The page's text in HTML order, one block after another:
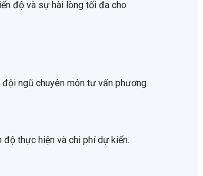
độ và sự hài lòng tối đa cho
ngũ chuyên môn tư vấn phương
thực hiện và chi phí dự kiến.